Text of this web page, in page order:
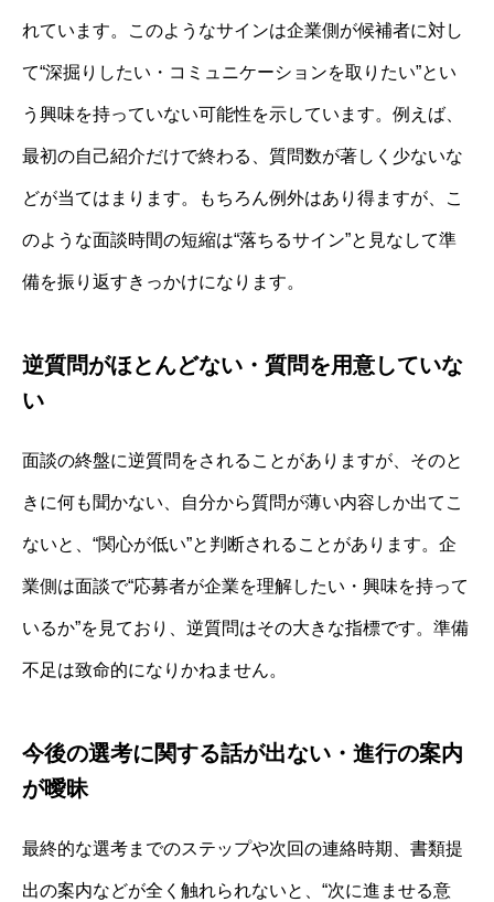
れています。このようなサインは企業側が候補者に対し
て“深掘りしたい・コミュニケーションを取りたい”とい
う興味を持っていない可能性を示しています。例えば、
最初の自己紹介だけで終わる、質問数が著しく少ないな
どが当てはまります。もちろん例外はあり得ますが、こ
のような面談時間の短縮は“落ちるサイン”と見なして準
備を振り返すきっかけになります。
逆質問がほとんどない・質問を用意していな
い
面談の終盤に逆質問をされることがありますが、そのと
きに何も聞かない、自分から質問が薄い内容しか出てこ
ないと、“関心が低い”と判断されることがあります。企
業側は面談で“応募者が企業を理解したい・興味を持って
いるか”を見ており、逆質問はその大きな指標です。準備
不足は致命的になりかねません。
今後の選考に関する話が出ない・進行の案内
が曖昧
最終的な選考までのステップや次回の連絡時期、書類提
出の案内などが全く触れられないと、“次に進ませる意